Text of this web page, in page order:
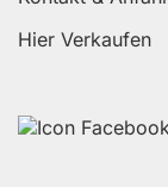
Hier Verkaufen